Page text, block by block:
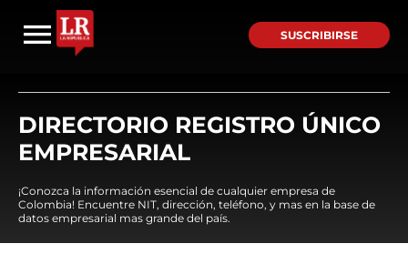
SUSCRIBIRSE
DIRECTORIO REGISTRO ÚNICO
EMPRESARIAL
¡Conozca la información esencial de cualquier empresa de
Colombia! Encuentre NIT, dirección, teléfono, y mas en la base de
datos empresarial mas grande del país.